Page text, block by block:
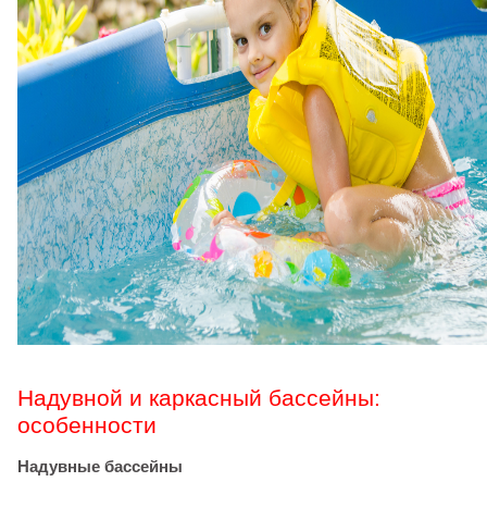
Надувной и каркасный бассейны:
особенности
Надувные бассейны